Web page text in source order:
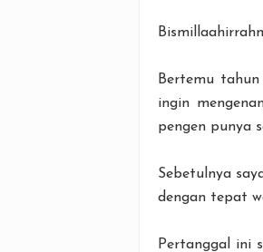
Bertemu
ingin
pengen punya
Sebetulnya
dengan tepat
Pertanggal ini